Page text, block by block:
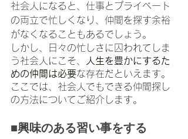
社会人になると、仕事とプライベート
の両立で忙しくなり、仲間を探す余裕
がなくなることもあるでしょう。
しかし、日々の忙しさに囚われてしま
う社会人にこそ、
人生を豊かにするた
めの仲間は必要な存在だといえます。
ここでは、社会人でもできる仲間探し
の方法についてご紹介します。
■興味のある習い事をする